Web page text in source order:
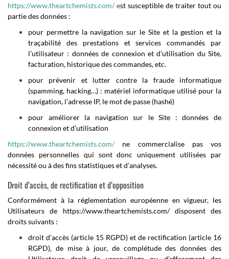
https://www.theartchemists.com/est susceptible de traiter tout ou
partie des données :
pour permettre la navigation sur le Site et la gestion et la
traçabilité des prestations et services commandés par
l’utilisateur : données de connexion et d’utilisation du Site,
facturation, historique des commandes, etc.
pour prévenir et lutter contre la fraude informatique
(spamming, hacking…) : matériel informatique utilisé pour la
navigation, l’adresse IP, le mot de passe (hashé)
pour améliorer la navigation sur le Site : données de
connexion et d’utilisation
https://www.theartchemists.com/
ne commercialise pas vos
données personnelles qui sont donc uniquement utilisées par
nécessité ou à des fins statistiques et d’analyses.
Droit d’accès, de rectification et d’opposition
Conformément à la réglementation européenne en vigueur, les
Utilisateurs de https://www.theartchemists.com/disposent des
droits suivants :
droit d’accès (article 15 RGPD) et de rectification (article 16
RGPD), de mise à jour, de complétude des données des